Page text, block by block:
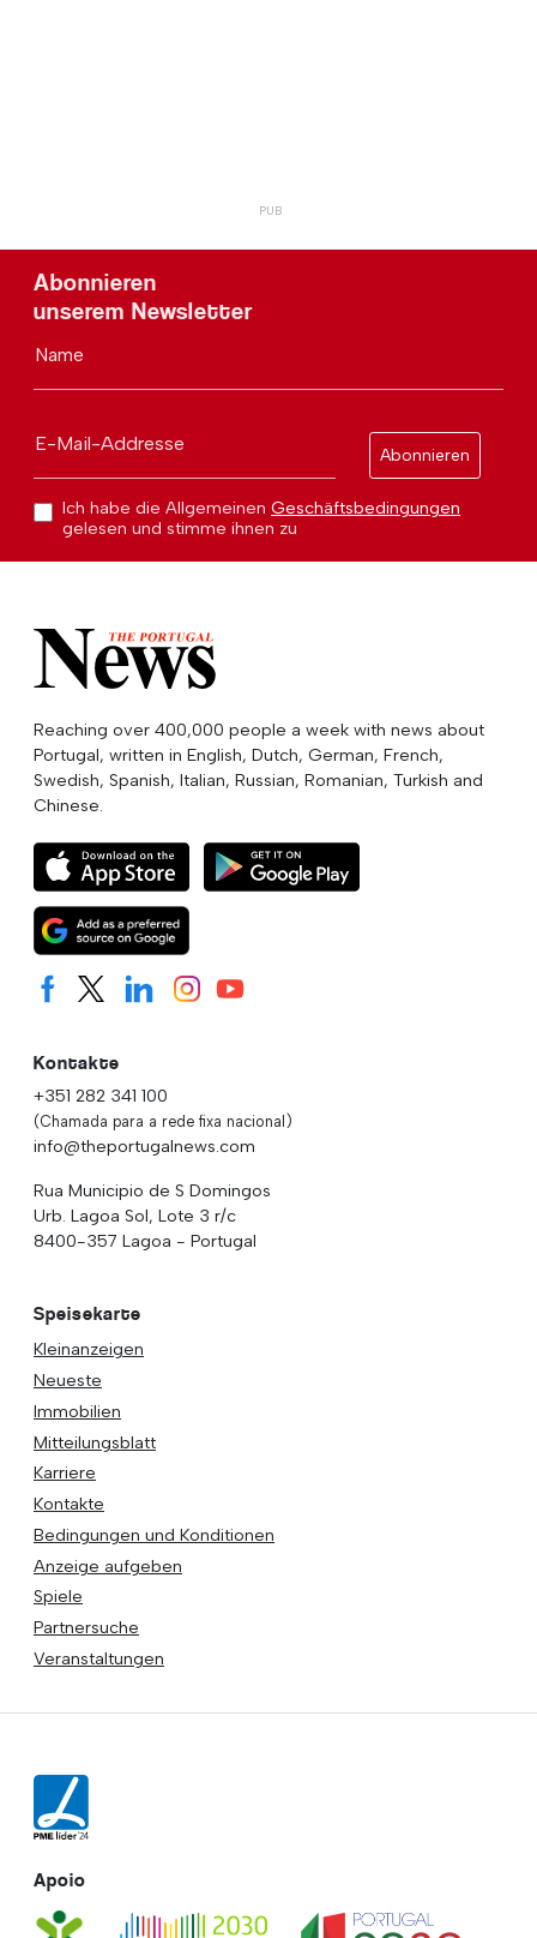
Abonnieren
unserem Newsletter
Name
E-Mail-Addresse
Abonnieren
Ich habe die Allgemeinen Geschäftsbedingungen
gelesen und stimme ihnen zu
Reaching over 400,000 people a week with news about
Portugal, written in English, Dutch, German, French,
Swedish, Spanish, Italian, Russian, Romanian, Turkish and
Chinese.
Kontakte
+351 282 341 100
(Chamada para a rede fixa nacional)
info@theportugalnews.com
Rua Municipio de S Domingos
Urb. Lagoa Sol, Lote 3 r/c
8400-357 Lagoa - Portugal
Speisekarte
Kleinanzeigen
Neueste
Immobilien
Mitteilungsblatt
Karriere
Kontakte
Bedingungen und Konditionen
Anzeige aufgeben
Spiele
Partnersuche
Veranstaltungen
Apoio